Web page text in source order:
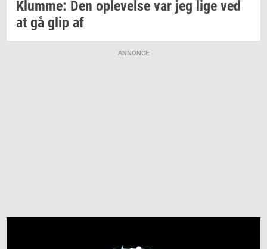
Klum­me: Den op­le­vel­se var jeg lige ved
at gå glip af
ANNONCE